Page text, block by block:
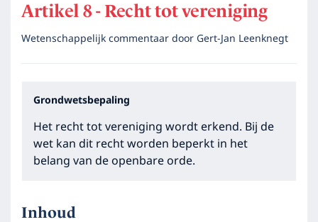
Artikel 8 - Recht tot vereniging
Wetenschappelijk commentaar door Gert-Jan Leenknegt
Grondwetsbepaling
Het recht tot vereniging wordt erkend. Bij de
wet kan dit recht worden beperkt in het
belang van de openbare orde.
Inhoud